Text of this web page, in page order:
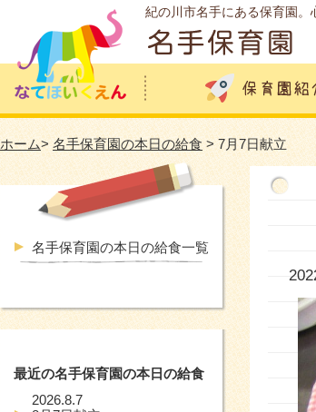
紀の川市名手にある保育園。
ホーム> 名手保育園の本日の給食 > 7月7日献立
名手保育園の本日の給食一覧
最近の名手保育園の本日の給食
2026.8.7